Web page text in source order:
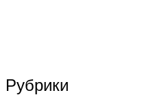
Рубрики